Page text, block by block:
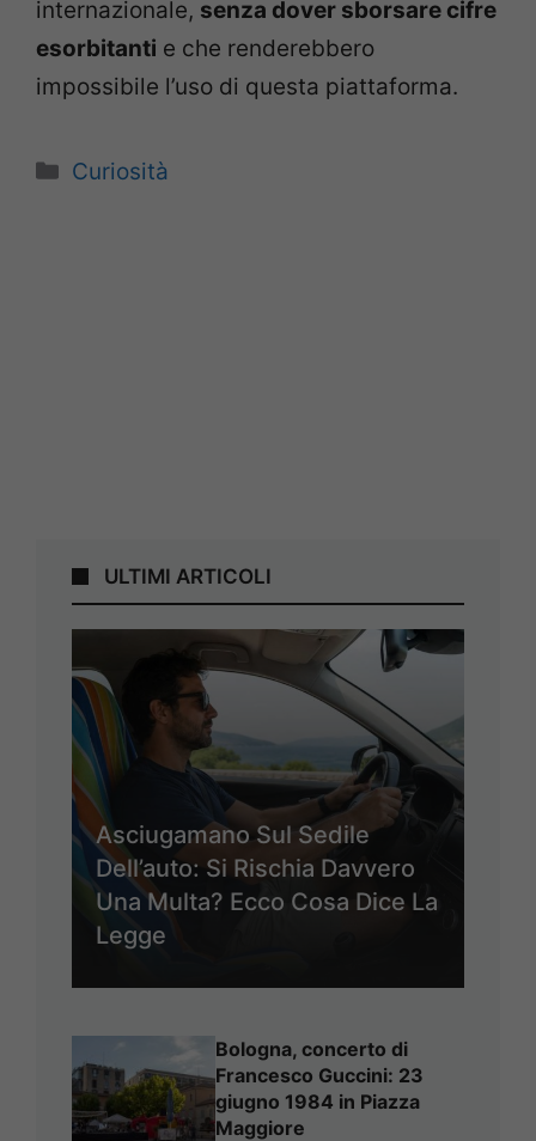
internazionale, senza dover sborsare cifre
esorbitanti e che renderebbero
impossibile l’uso di questa piattaforma.
Categorie
Curiosità
ULTIMI ARTICOLI
Asciugamano Sul Sedile
Dell’auto: Si Rischia Davvero
Una Multa? Ecco Cosa Dice La
Legge
Bologna, concerto di
Francesco Guccini: 23
giugno 1984 in Piazza
Maggiore